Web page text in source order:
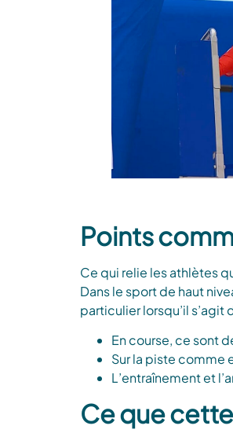
Points
Ce qui relie les athlètes
Dans le sport de haut
particulier lorsqu’il
En course, ce sont
Sur la piste comme
L’entraînement et
Ce que